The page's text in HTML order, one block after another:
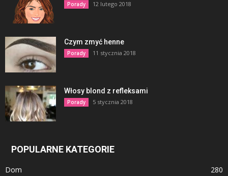
Porady 12 lutego 2018
Czym zmyć henne
Porady 11 stycznia 2018
Włosy blond z refleksami
Porady 5 stycznia 2018
POPULARNE KATEGORIE
Dom
280